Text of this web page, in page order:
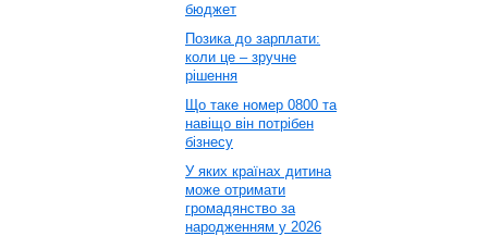
бюджет
Позика до зарплати:
коли це – зручне
рішення
Що таке номер 0800 та
навіщо він потрібен
бізнесу
У яких країнах дитина
може отримати
громадянство за
народженням у 2026